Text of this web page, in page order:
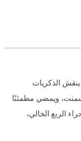
الذكريات
ويمضي مطمئنًا
الربع الخالي،